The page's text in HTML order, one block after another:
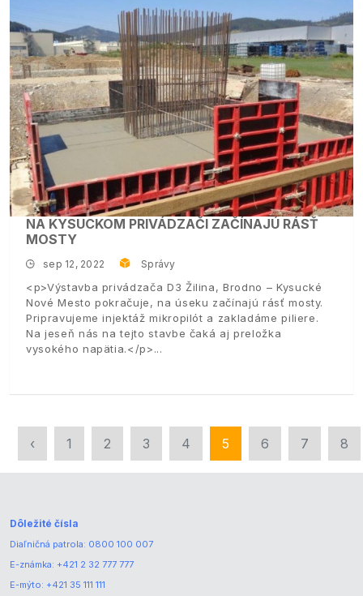
NA KYSUCKOM PRIVÁDZAČI ZAČÍNAJÚ RÁSŤ
MOSTY
sep 12, 2022 Správy
<p>Výstavba privádzača D3 Žilina, Brodno – Kysucké
Nové Mesto pokračuje, na úseku začínajú rásť mosty.
Pripravujeme injektáž mikropilót a zakladáme piliere.
Na jeseň nás na tejto stavbe čaká aj preložka
vysokého napätia.</p>
‹ 1 2 3 4 5 6 7 8
Dôležité čísla
Diaľničná patrola: 0800 100 007
E-známka: +421 2 32 777 777
E-mýto: +421 35 111 111